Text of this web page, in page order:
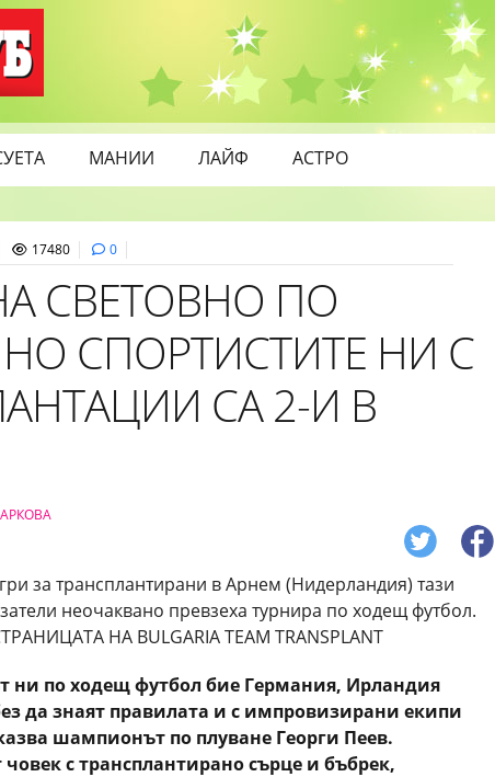
МАНИИ ЛАЙФ АСТРО
17480 0
СВЕТОВНО ПО
СПОРТИСТИТЕ НИ С
СА 2-И В
ни по ходещфутбол бие Германия, Ирландия
да знаят правилата и с импровизирани екипи
шампионът по плуване Георги Пеев.
с трансплантирано сърце и бъбрек,